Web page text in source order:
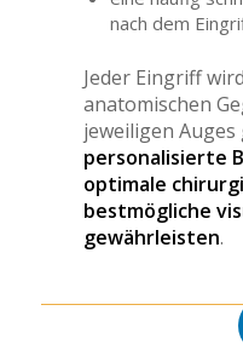
nach dem
Jeder Eingriff
anatomischen
jeweiligen Auges
personalisierte
optimale
bestmögliche
gewährleisten.